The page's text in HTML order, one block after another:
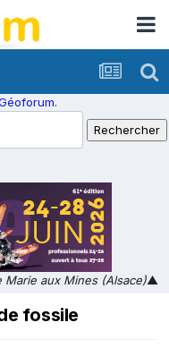
aux Mines (Alsace)▲
fossile